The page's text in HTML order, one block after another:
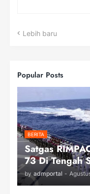
Lebih baru
Popular Posts
BERITA
Satgas
73 Di Tengah
by admportal -